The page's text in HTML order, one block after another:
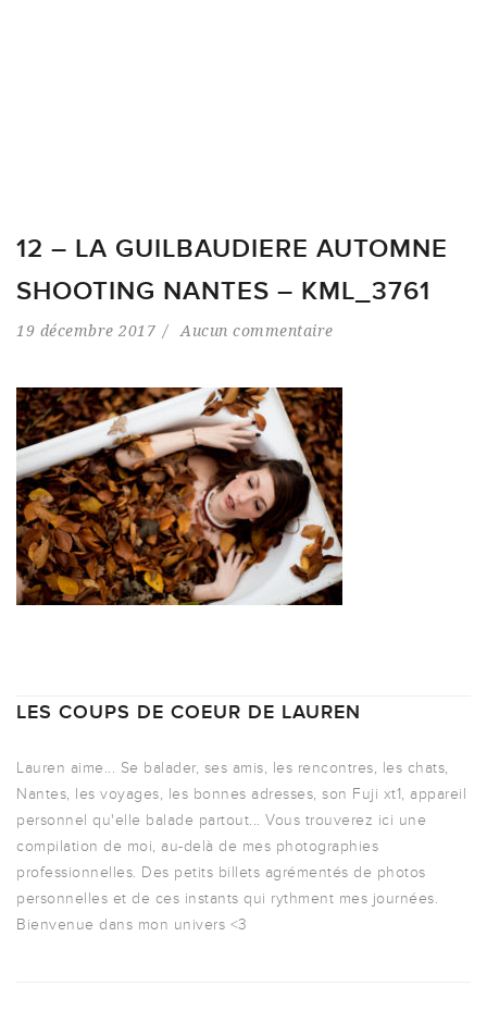
12 – LA GUILBAUDIERE AUTOMNE
SHOOTING NANTES – KML_3761
19 décembre 2017 Aucun commentaire
LES COUPS DE COEUR DE LAUREN
Lauren aime... Se balader, ses amis, les rencontres, les chats,
Nantes, les voyages, les bonnes adresses, son Fuji xt1, appareil
personnel qu'elle balade partout... Vous trouverez ici une
compilation de moi, au-delà de mes photographies
professionnelles. Des petits billets agrémentés de photos
personnelles et de ces instants qui rythment mes journées.
Bienvenue dans mon univers <3